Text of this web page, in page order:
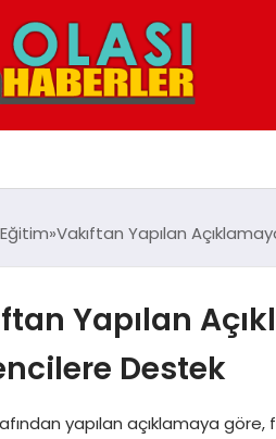
Eğitim Vakıftan Yapılan
Yapılan
Destek
yapılan açıklamaya